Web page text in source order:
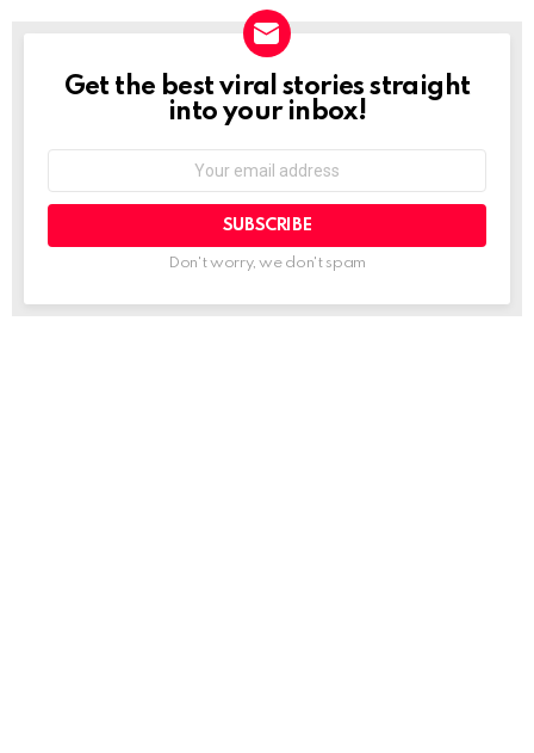
NEWSLETTER
Get the best viral stories straight
into your inbox!
Don't worry, we don't spam